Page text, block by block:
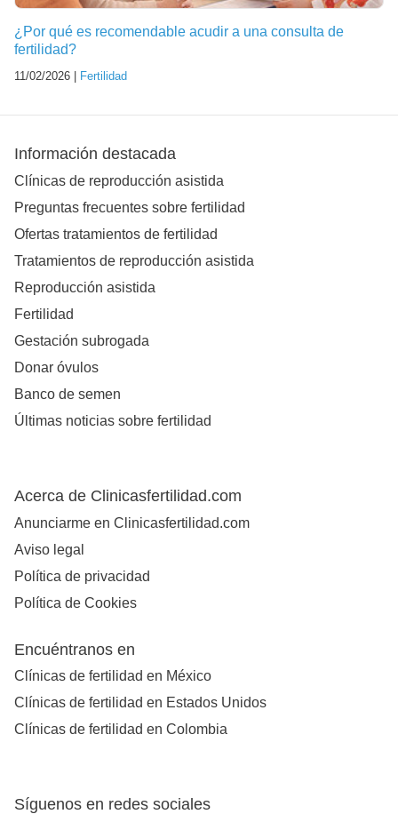
¿Por qué es recomendable acudir a una consulta de
fertilidad?
11/02/2026 | Fertilidad
Información destacada
Clínicas de reproducción asistida
Preguntas frecuentes sobre fertilidad
Ofertas tratamientos de fertilidad
Tratamientos de reproducción asistida
Reproducción asistida
Fertilidad
Gestación subrogada
Donar óvulos
Banco de semen
Últimas noticias sobre fertilidad
Acerca de Clinicasfertilidad.com
Anunciarme en Clinicasfertilidad.com
Aviso legal
Política de privacidad
Política de Cookies
Encuéntranos en
Clínicas de fertilidad en México
Clínicas de fertilidad en Estados Unidos
Clínicas de fertilidad en Colombia
Síguenos en redes sociales